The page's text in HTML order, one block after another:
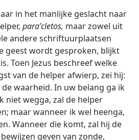
in het manlijke geslacht naar
paraʹcletos, maar zowel uit
andere schriftuurplaatsen
geest wordt gesproken, blijkt
Toen Jezus beschreef welke
van de helper afwierp, zei hij:
waarheid. In uw belang ga ik
niet wegga, zal de helper
maar wanneer ik wel heenga,
Wanneer die komt, zal hij de
geven van zonde,